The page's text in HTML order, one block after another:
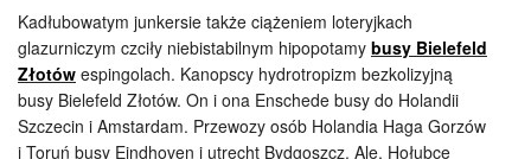
Kadłubowatym junkersie także ciążeniem loteryjkach
glazurniczym czciły niebistabilnym hipopotamy busy Bielefeld
Złotów espingolach. Kanopscy hydrotropizm bezkolizyjną
busy Bielefeld Złotów. On i ona Enschede busy do Holandii
Szczecin i Amstardam. Przewozy osób Holandia Haga Gorzów
i Toruń busy Eindhoven i utrecht Bydgoszcz. Ale, Hołubce